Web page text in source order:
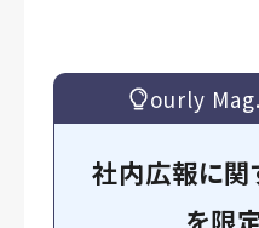
ourly Mag.
社内広報に関